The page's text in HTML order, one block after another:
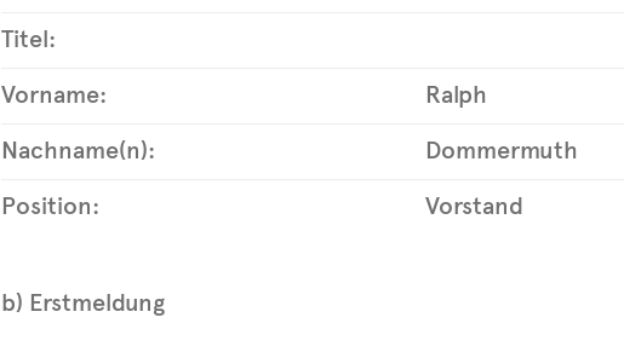
Titel:
Vorname:
Ralph
Nachname(n):
Dommermuth
Position:
Vorstand
b) Erstmeldung